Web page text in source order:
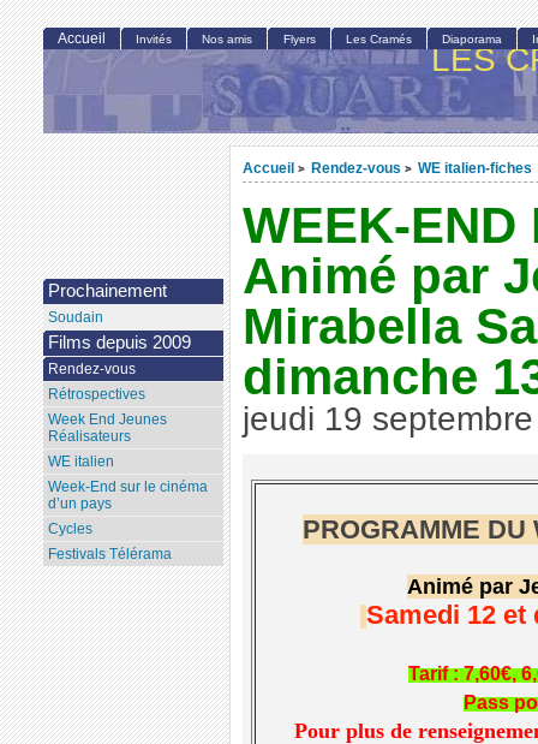
LES
Accueil > Rendez-vous > WE italien-fiches
WEEK-END
Animé par
Mirabella
dimanche
jeudi 19
PROGRAMME DU
Animé par
Samedi 12 et
Tarif : 7,60€‚
Pass
Pour plus de
Accueil Invités Nos amis Flyers Les Cramés Diaporama
Prochainement
Soudain
Films depuis 2009
Rendez-vous
Rétrospectives
Week End Jeunes
Réalisateurs
WE italien
Week-End sur le cinéma
d’un pays
Cycles
Festivals Télérama